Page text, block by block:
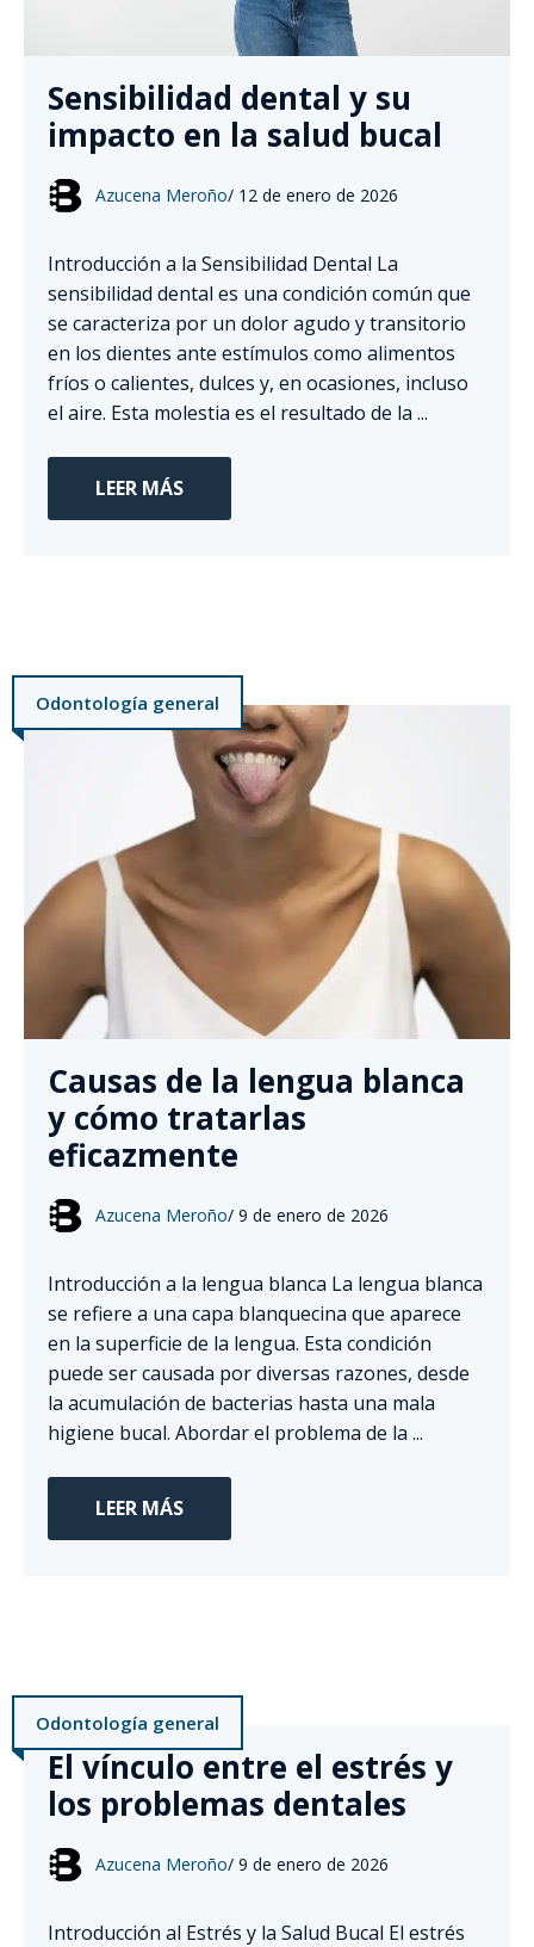
Sensibilidad dental y su
impacto en la salud bucal
Azucena Meroño/ 12 de enero de 2026
Introducción a la Sensibilidad Dental La
sensibilidad dental es una condición común que
se caracteriza por un dolor agudo y transitorio
en los dientes ante estímulos como alimentos
fríos o calientes, dulces y, en ocasiones, incluso
el aire. Esta molestia es el resultado de la ...
LEER MÁS
Odontología general
Causas de la lengua blanca
y cómo tratarlas
eficazmente
Azucena Meroño/ 9 de enero de 2026
Introducción a la lengua blanca La lengua blanca
se refiere a una capa blanquecina que aparece
en la superficie de la lengua. Esta condición
puede ser causada por diversas razones, desde
la acumulación de bacterias hasta una mala
higiene bucal. Abordar el problema de la ...
LEER MÁS
Odontología general
El vínculo entre el estrés y
los problemas dentales
Azucena Meroño/ 9 de enero de 2026
Introducción al Estrés y la Salud Bucal El estrés